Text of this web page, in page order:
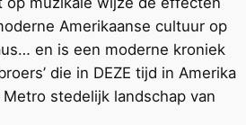
Amerikaanse cultuur op
en is een moderne kroniek
die in DEZE tijd in Amerika
stedelijk landschap van